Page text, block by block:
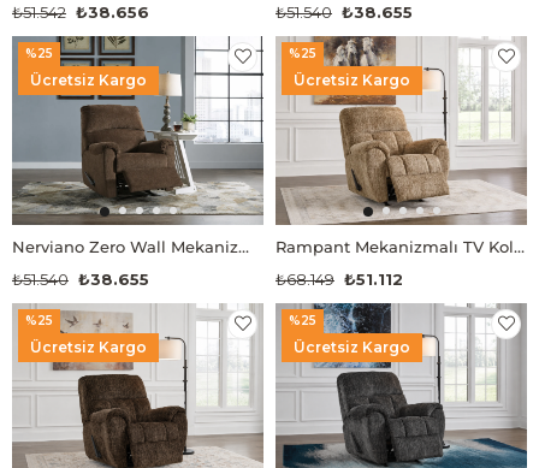
₺38.656
₺51.542
₺38.655
₺51.540
Nerviano Zero Wall Mekanizmalı TV Koltuğu
₺38.655
₺51.540
Ücretsiz Kargo
%25
Rampant Mekanizmalı TV Koltuğu
₺51.112
₺68.149
Ücretsiz Kargo
%25
Ücretsiz Kargo
%25
Ücretsiz Kargo
%25